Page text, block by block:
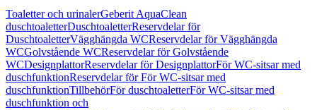
Toaletter och urinalerGeberit AquaClean
duschtoaletterDuschtoaletterReservdelar för
DuschtoaletterVägghängda WCReservdelar för Vägghängda
WCGolvstående WCReservdelar för Golvstående
WCDesignplattorReservdelar för DesignplattorFör WC-sitsar med
duschfunktionReservdelar för För WC-sitsar med
duschfunktionTillbehörFör duschtoaletterFör WC-sitsar med
duschfunktion och